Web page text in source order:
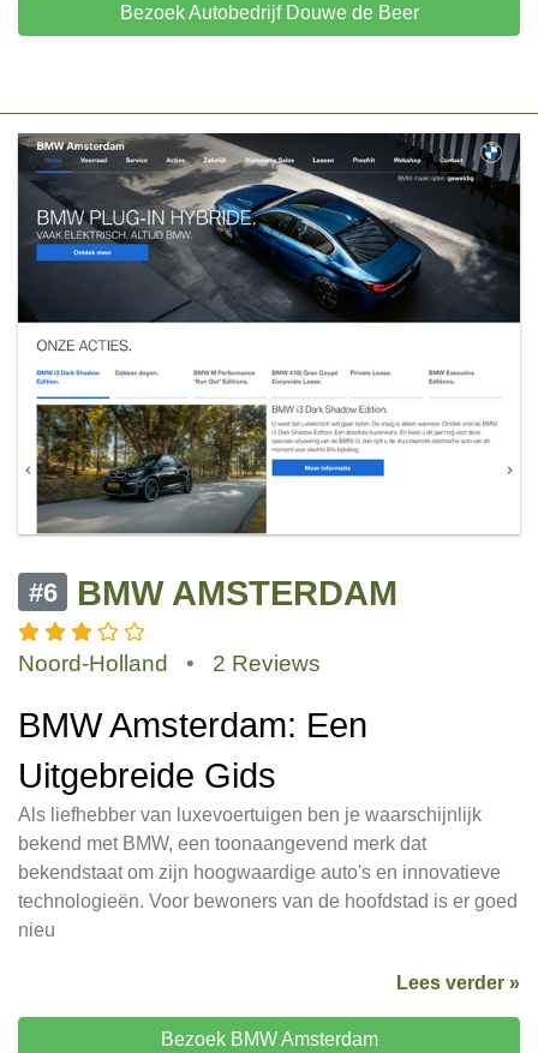
Bezoek Autobedrijf Douwe de Beer
#6 BMW AMSTERDAM
Noord-Holland • 2 Reviews
BMW Amsterdam: Een
Uitgebreide Gids
Als liefhebber van luxevoertuigen ben je waarschijnlijk
bekend met BMW, een toonaangevend merk dat
bekendstaat om zijn hoogwaardige auto's en innovatieve
technologieën. Voor bewoners van de hoofdstad is er goed
nieu
Lees verder »
Bezoek BMW Amsterdam